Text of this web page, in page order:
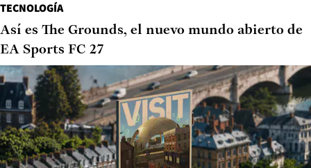
TECNOLOGÍA
Así es The Grounds, el nuevo mundo abierto de
EA Sports FC 27